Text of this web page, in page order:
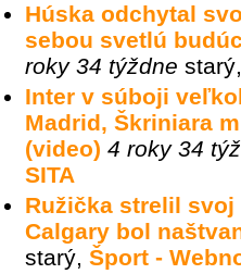
Húska odchytal
sebou svetlú
roky 34 týždne starý
Inter v súboji
Madrid, Škriniara
(video) 4 roky 34
SITA
Ružička strelil svoj
Calgary bol
starý, Šport -